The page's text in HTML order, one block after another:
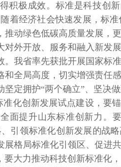
积极成效。标准是科技创
着经济社会快速发展，标
推动绿色低碳高质量发展，
对外开放、服务和融入新发
。我省率先获批开展国家标
和全局高度，切实增强责任
定拥护“两个确立”、坚决做
化创新发展试点建设，要
面提升山东标准创新力。
引领标准化创新发展的战
展格局标准化引领区、促进
要大力推动科技创新标准化